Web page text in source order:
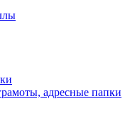
адресные папки